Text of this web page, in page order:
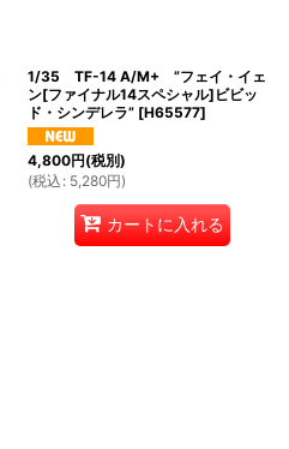
1/35 TF-14 A/M+ ”フェイ・イェ
ン[ファイナル14スペシャル]ビビッ
ド・シンデレラ” [H65577]
4,800円(税別)
(税込 : 5,280円)
カートに入れる